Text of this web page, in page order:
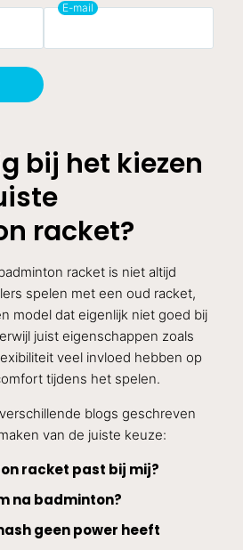
E-mail
bij het kiezen
racket?
racket is niet altijd
spelen met een oud racket,
model dat eigenlijk niet goed bij
juist eigenschappen zoals
veel invloed hebben op
tijdens het spelen.
blogs geschreven
van de juiste keuze:
racket past bij mij?
na badminton?
geen power heeft